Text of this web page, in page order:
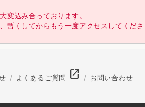
変込み合っております。
暫くしてからもう一度アクセスしてくだ
よくあるご質問 open_in_new お問い合わせ